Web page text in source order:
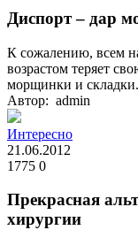
Диспорт – дар
К сожалению, всем
возрастом теряет
морщинки и
Автор: admin
Интересно
21.06.2012
1775 0
Прекрасная
хирургии